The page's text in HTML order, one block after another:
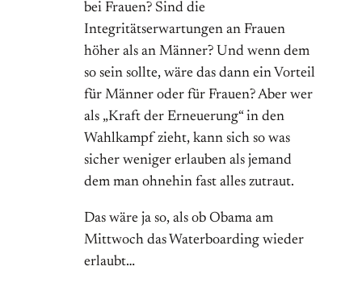
bei Frauen? Sind die
Integritätserwartungen an Frauen
höher als an Männer? Und wenn dem
so sein sollte, wäre das dann ein Vorteil
für Männer oder für Frauen? Aber wer
als „Kraft der Erneuerung“ in den
Wahlkampf zieht, kann sich so was
sicher weniger erlauben als jemand
dem man ohnehin fast alles zutraut.
Das wäre ja so, als ob Obama am
Mittwoch das Waterboarding wieder
erlaubt…